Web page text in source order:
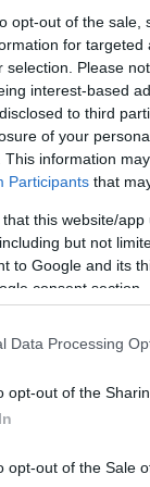
opt-out of the
for
selection. Please
interest-based
to third
of your
This information
Participants that
that this website/
but not
to Google and its
consent section.
Data Processing
opt-out of the
opt-out of the Sale
kutatói
3-5 csésze